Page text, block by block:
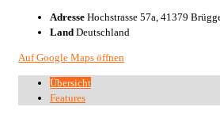
Adresse Hochstrasse 57a, 41379
Land Deutschland
Auf Google Maps öffnen
Übersicht
Features